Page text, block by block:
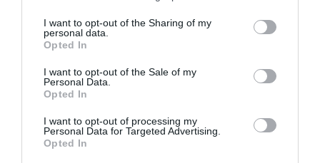
I want to opt-out of the Sharing of my
personal data.
Opted In
I want to opt-out of the Sale of my
Personal Data.
Opted In
I want to opt-out of processing my
Personal Data for Targeted Advertising.
Opted In